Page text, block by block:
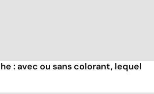
: avec ou sans colorant, lequel